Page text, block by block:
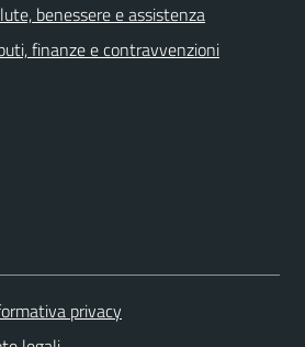
benessere e assistenza
finanze e contravvenzioni
privacy